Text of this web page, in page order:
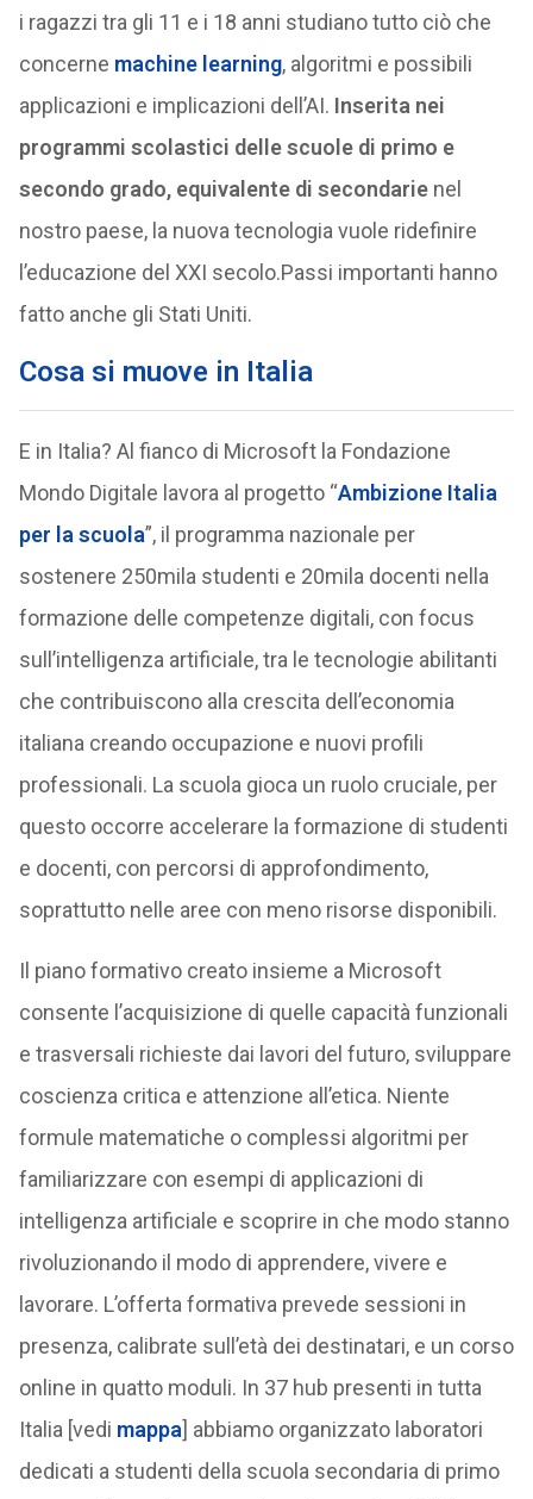
i ragazzi tra gli 11 e i 18 anni studiano tutto ciò che
concerne machine learning, algoritmi e possibili
applicazioni e implicazioni dell’AI. Inserita nei
programmi scolastici delle scuole di primo e
secondo grado, equivalente di secondarie nel
nostro paese, la nuova tecnologia vuole ridefinire
l’educazione del XXI secolo.Passi importanti hanno
fatto anche gli Stati Uniti.
Cosa si muove in Italia
E in Italia? Al fianco di Microsoft la Fondazione
Mondo Digitale lavora al progetto “Ambizione Italia
per la scuola”, il programma nazionale per
sostenere 250mila studenti e 20mila docenti nella
formazione delle competenze digitali, con focus
sull’intelligenza artificiale, tra le tecnologie abilitanti
che contribuiscono alla crescita dell’economia
italiana creando occupazione e nuovi profili
professionali. La scuola gioca un ruolo cruciale, per
questo occorre accelerare la formazione di studenti
e docenti, con percorsi di approfondimento,
soprattutto nelle aree con meno risorse disponibili.
Il piano formativo creato insieme a Microsoft
consente l’acquisizione di quelle capacità funzionali
e trasversali richieste dai lavori del futuro, sviluppare
coscienza critica e attenzione all’etica. Niente
formule matematiche o complessi algoritmi per
familiarizzare con esempi di applicazioni di
intelligenza artificiale e scoprire in che modo stanno
rivoluzionando il modo di apprendere, vivere e
lavorare. L’offerta formativa prevede sessioni in
presenza, calibrate sull’età dei destinatari, e un corso
online in quatto moduli. In 37 hub presenti in tutta
Italia [vedi mappa] abbiamo organizzato laboratori
dedicati a studenti della scuola secondaria di primo